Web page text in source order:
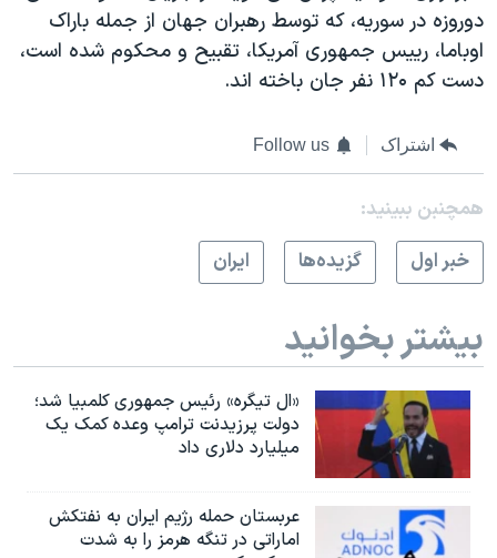
دوروزه در سوريه، که توسط رهبران جهان از جمله باراک
اوباما، رييس جمهوری آمريکا، تقبيح و محکوم شده است،
دست کم ۱۲۰ نفر جان باخته اند.
اشتراک Follow us
همچنبن ببینید:
خبر اول
گزيده‌ها ايران
بیشتر بخوانید
«ال تیگره» رئیس جمهوری کلمبیا شد؛
دولت پرزیدنت ترامپ وعده کمک یک
میلیارد دلاری داد
عربستان حمله رژیم ایران به نفتکش
اماراتی در تنگه هرمز را به‌ شدت